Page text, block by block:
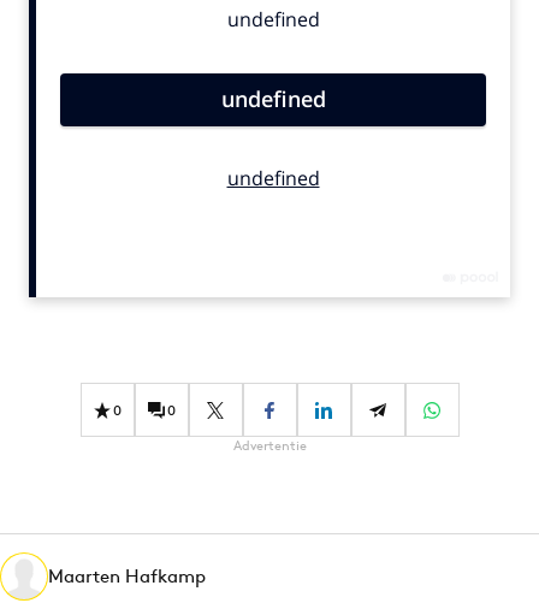
Contentmarketing
Effectiviteit
Gedragsverandering
Martech
Media
0 0
Advertentie
Maarten Hafkamp